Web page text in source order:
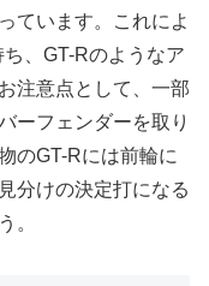
ています。これによ
、GT-Rのようなア
注意点として、一部
ーフェンダーを取り
のGT-Rには前輪に
分けの決定打になる
。